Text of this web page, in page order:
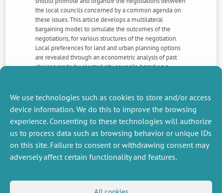
We use technologies such as cookies to store and/or access
device information. We do this to improve the browsing
experience. Consenting to these technologies will authorize
us to process data such as browsing behavior or unique IDs
on this site. Failure to consent or withdrawing consent may
adversely affect certain functionality and features.
the local councils concerned by a common agenda on
these issues. This article develops a multilateral
bargaining model to simulate the outcomes of the
negotiations, for various structures of the negotiation.
Local preferences for land and urban planning options
are revealed through an econometric analysis of past
choices made by elected city councils, based on a
the case of the Thau laguna territory (South East of
NEXT
PREVIOUS
FOLLOW US